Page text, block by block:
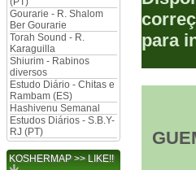
Gourarie - R. Shalom
Ber Gourarie
Torah Sound - R.
Karaguilla
Shiurim - Rabinos
diversos
Estudo Diário - Chitas e
Rambam (ES)
Hashivenu Semanal
Estudos Diários - S.B.Y-
RJ (PT)
KOSHERMAP >> LIKE!!
para